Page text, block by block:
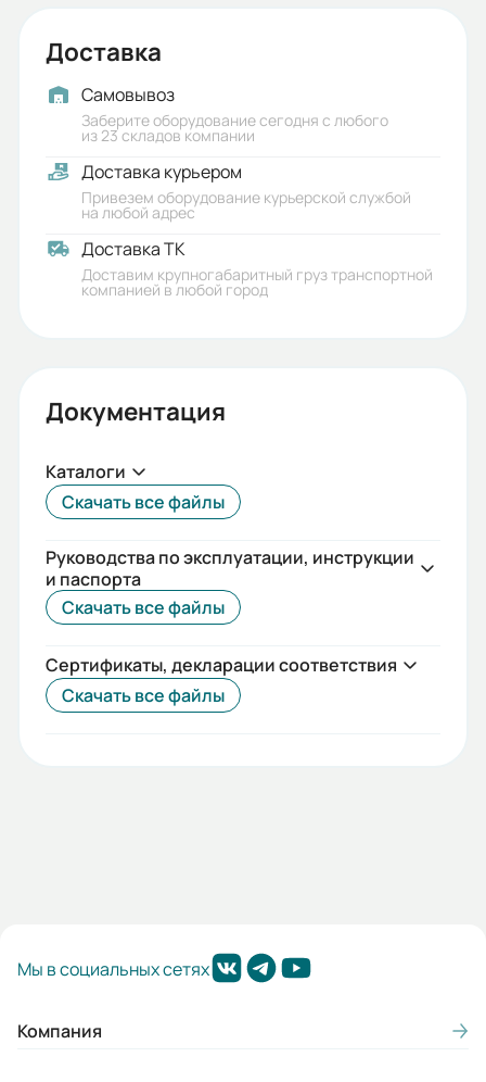
Габариты (ШхВхГ, м):
0.14x0.147x0.128
Доставка
Самовывоз
Заберите оборудование сегодня с любого
из 23 складов компании
Доставка курьером
Привезем оборудование курьерской службой
на любой адрес
Доставка ТК
Доставим крупногабаритный груз транспортной
компанией в любой город
Документация
Каталоги
Скачать все файлы
Руководства по эксплуатации, инструкции
и паспорта
Скачать все файлы
Сертификаты, декларации соответствия
Скачать все файлы
Мы в социальных сетях
Компания